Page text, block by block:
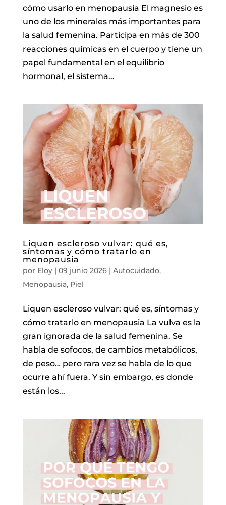
cómo usarlo en menopausia El magnesio es
uno de los minerales más importantes para
la salud femenina. Participa en más de 300
reacciones químicas en el cuerpo y tiene un
papel fundamental en el equilibrio
hormonal, el sistema...
Liquen escleroso vulvar: qué es,
síntomas y cómo tratarlo en
menopausia
por Eloy| 09 junio 2026| Autocuidado,
Menopausia, Piel
Liquen escleroso vulvar: qué es, síntomas y
cómo tratarlo en menopausia La vulva es la
gran ignorada de la salud femenina. Se
habla de sofocos, de cambios metabólicos,
de peso… pero rara vez se habla de lo que
ocurre ahí fuera. Y sin embargo, es donde
están los...